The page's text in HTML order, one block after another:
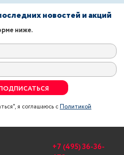
новостей и акций
ниже.
я соглашаюсь сПолитикой
+7 (495) 36-36-